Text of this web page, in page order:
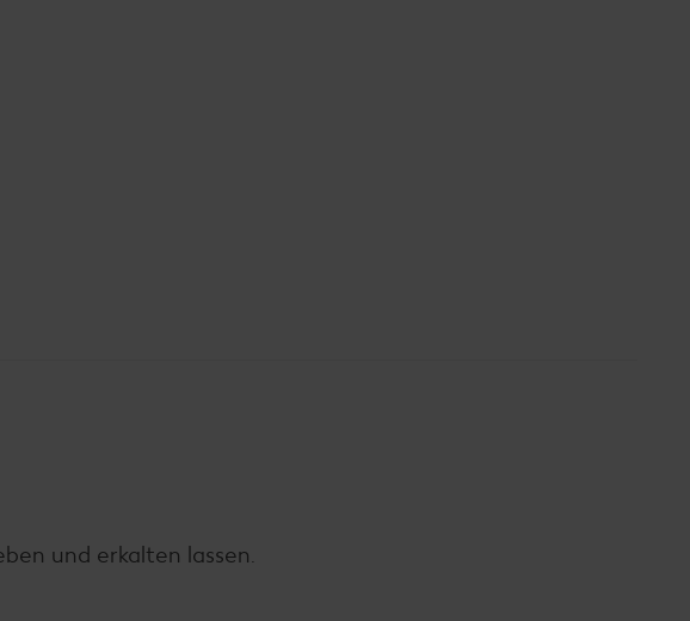
und erkalten lassen.